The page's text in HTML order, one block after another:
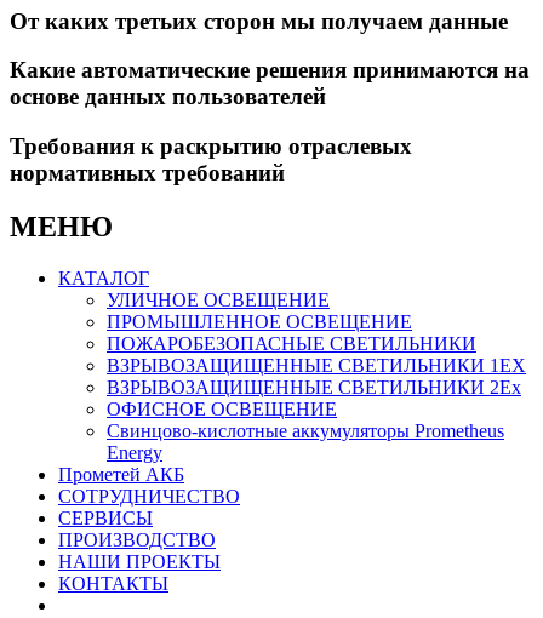
От каких третьих сторон мы получаем данные
Какие автоматические решения принимаются на
основе данных пользователей
Требования к раскрытию отраслевых
нормативных требований
МЕНЮ
КАТАЛОГ
УЛИЧНОЕ ОСВЕЩЕНИЕ
ПРОМЫШЛЕННОЕ ОСВЕЩЕНИЕ
ПОЖАРОБЕЗОПАСНЫЕ СВЕТИЛЬНИКИ
ВЗРЫВОЗАЩИЩЕННЫЕ СВЕТИЛЬНИКИ 1ЕX
ВЗРЫВОЗАЩИЩЕННЫЕ СВЕТИЛЬНИКИ 2Ex
ОФИСНОЕ ОСВЕЩЕНИЕ
Свинцово-кислотные аккумуляторы Prometheus
Energy
Прометей АКБ
СОТРУДНИЧЕСТВО
СЕРВИСЫ
ПРОИЗВОДСТВО
НАШИ ПРОЕКТЫ
КОНТАКТЫ